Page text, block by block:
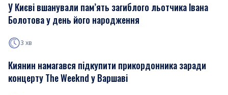
У Києві вшанували пам’ять загиблого льотчика Івана
Болотова у день його народження
3 хв
Киянин намагався підкупити прикордонника заради
концерту The Weeknd у Варшаві